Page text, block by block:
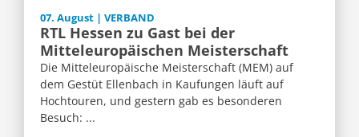
07. August | VERBAND
RTL Hessen zu Gast bei der
Mitteleuropäischen Meisterschaft
Die Mitteleuropäische Meisterschaft (MEM) auf
dem Gestüt Ellenbach in Kaufungen läuft auf
Hochtouren, und gestern gab es besonderen
Besuch: ...